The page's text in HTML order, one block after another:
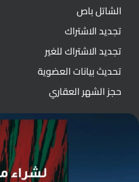
الشاتل باص
تجديد الاشتراك
تجديد الاشتراك للغير
تحديث بيانات العضوية
حجز الشهر العقاري